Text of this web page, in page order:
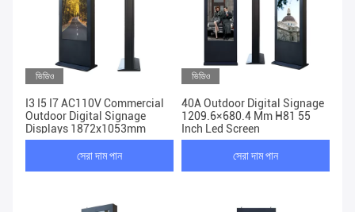
ভিডিও
I3 I5 I7 AC110V Commercial
Outdoor Digital Signage
Displays 1872x1053mm
সেরা দাম পান
ভিডিও
40A Outdoor Digital Signage
1209.6×680.4 Mm H81 55
Inch Led Screen
সেরা দাম পান